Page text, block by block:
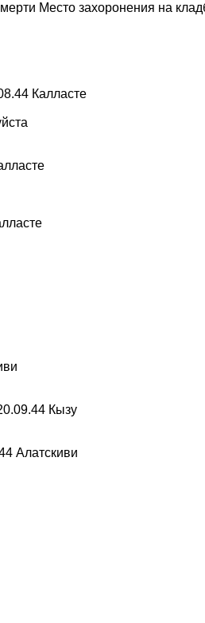
Место захоронения на
Калласте
Кызу
Алатскиви